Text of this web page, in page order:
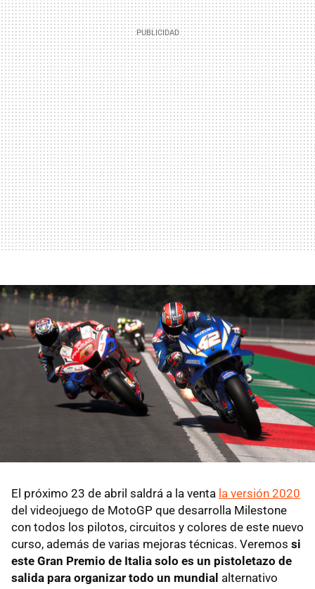
El próximo 23 de abril saldrá a la venta la versión 2020
del videojuego de MotoGP que desarrolla Milestone
con todos los pilotos, circuitos y colores de este nuevo
curso, además de varias mejoras técnicas. Veremos si
este Gran Premio de Italia solo es un pistoletazo de
salida para organizar todo un mundial alternativo